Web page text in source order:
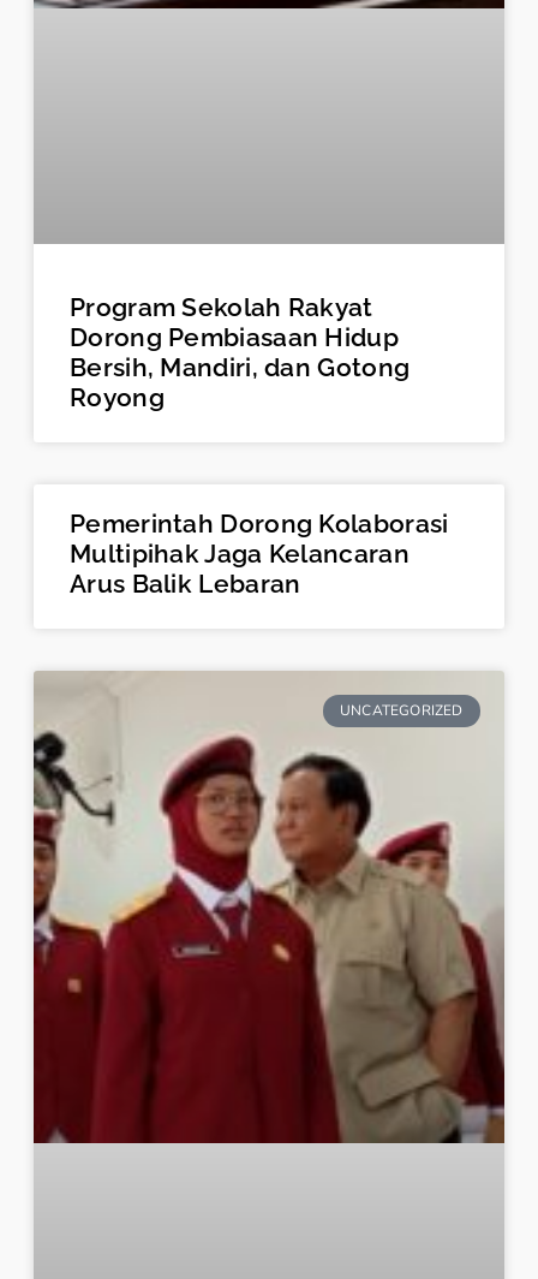
Program Sekolah Rakyat
Dorong Pembiasaan Hidup
Bersih, Mandiri, dan Gotong
Royong
Pemerintah Dorong Kolaborasi
Multipihak Jaga Kelancaran
Arus Balik Lebaran
UNCATEGORIZED